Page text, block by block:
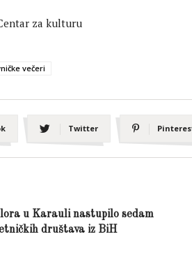
za kulturu
večeri
Twitter
u Karauli nastupilo sedam
društava iz BiH